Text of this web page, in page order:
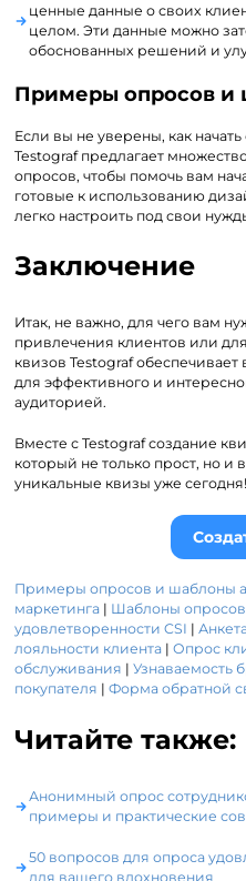
ценные данные о своих
целом. Эти данные можно
обоснованных решений и
Примеры опросов и
Если вы не уверены, как
Testograf предлагает
опросов, чтобы помочь вам
готовые к использованию
легко настроить под свои
Заключение
Итак, не важно, для чего вам
привлечения клиентов или
квизов Testograf
для эффективного и
аудиторией.
Вместе с Testograf создание
который не только прост, но и
уникальные квизы уже сегодня!
Примеры опросов и шаблоны
маркетинга | Шаблоны опросов
удовлетворенности CSI |
лояльности клиента |Опрос
обслуживания |Узнаваемость
покупателя |Форма обратной
Читайте также:
Анонимный опрос
примеры и практические
50 вопросов для опроса
для вашего вдохновения